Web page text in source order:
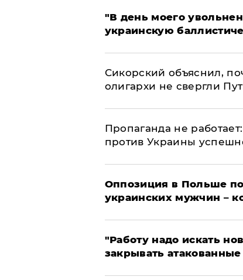
​"В день моего
украинскую
Сикорский объяснил,
олигархи не свергли
​Пропаганда не
против Украины
Оппозиция в Польше
украинских мужчин –
"Работу надо искать
закрывать